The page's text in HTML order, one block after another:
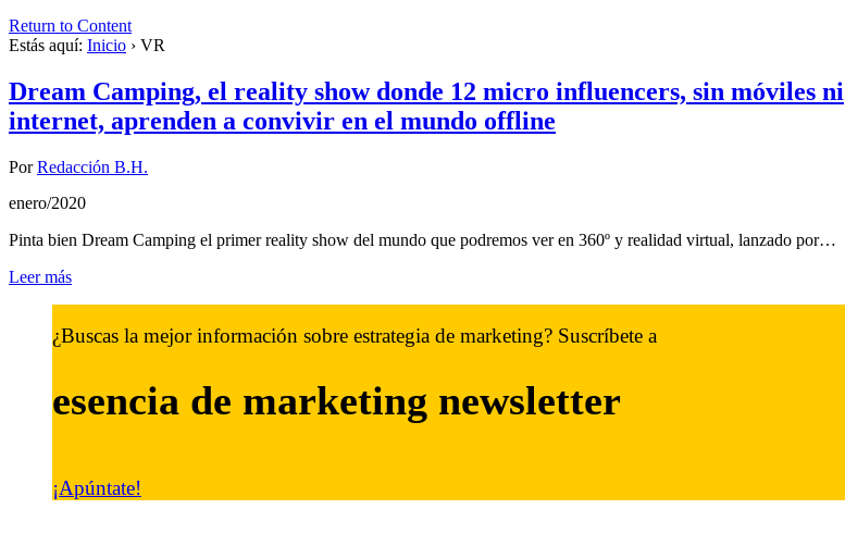
Return to Content
Estás aquí: Inicio › VR
Dream Camping, el reality show donde 12 micro influencers, sin móviles ni
internet, aprenden a convivir en el mundo offline
PorRedacción B.H.
enero/2020
Pinta bien Dream Camping el primer reality show del mundo que podremos ver en 360º y realidad virtual, lanzado por…
Leer más
¿Buscas la mejor información sobre estrategia de marketing? Suscríbete a
esencia de marketing newsletter
¡Apúntate!